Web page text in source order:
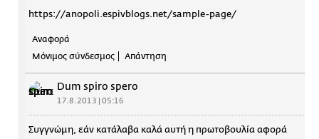
https://anopoli.espivblogs.net/sample-page/
Αναφορά
Μόνιμος σύνδεσμος
Απάντηση
Dum spiro spero
17.8.2013 | 05:16
Συγγνώμη, εάν κατάλαβα καλά αυτή η πρωτοβουλία αφορά